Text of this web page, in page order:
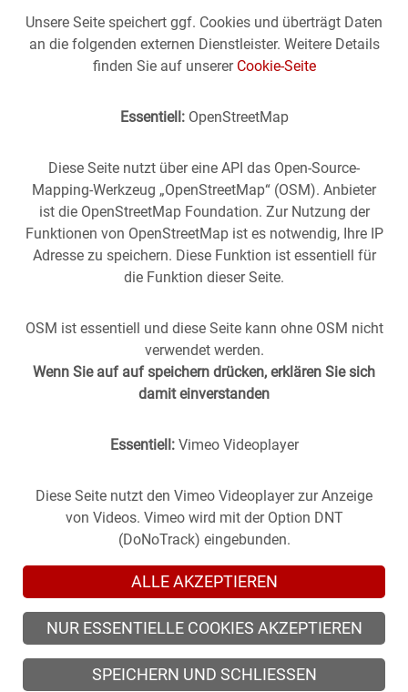
Stuttgart aus derVergangenheitin dieGegenwart
Historische Fotos aus Stuttgart im direkten Vergleich mit
zeitgenössischen Bildern.
© 2026 zeitsprung-stuttgart.de, alle Rechte vorbehalten
Unsere Seite speichert ggf. Cookies und überträgt Daten
an die folgenden externen Dienstleister. Weitere Details
finden Sie auf unserer Cookie-Seite
Essentiell:OpenStreetMap
Diese Seite nutzt über eine API das Open-Source-
Mapping-Werkzeug „OpenStreetMap“ (OSM). Anbieter
ist die OpenStreetMap Foundation. Zur Nutzung der
Funktionen von OpenStreetMap ist es notwendig, Ihre IP
Adresse zu speichern. Diese Funktion ist essentiell für
die Funktion dieser Seite.
OSM ist essentiell und diese Seite kann ohne OSM nicht
verwendet werden.
Wenn Sie auf auf speichern drücken, erklären Sie sich
damit einverstanden
Essentiell:Vimeo Videoplayer
Diese Seite nutzt den Vimeo Videoplayer zur Anzeige
von Videos. Vimeo wird mit der Option DNT
(DoNoTrack) eingebunden.
ALLE AKZEPTIEREN
NUR ESSENTIELLE COOKIES AKZEPTIEREN
SPEICHERN UND SCHLIESSEN